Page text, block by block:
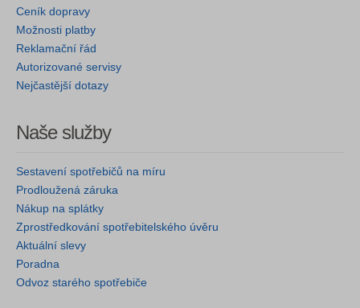
Ceník dopravy
Možnosti platby
Reklamační řád
Autorizované servisy
Nejčastější dotazy
Naše služby
Sestavení spotřebičů na míru
Prodloužená záruka
Nákup na splátky
Zprostředkování spotřebitelského úvěru
Aktuální slevy
Poradna
Odvoz starého spotřebiče